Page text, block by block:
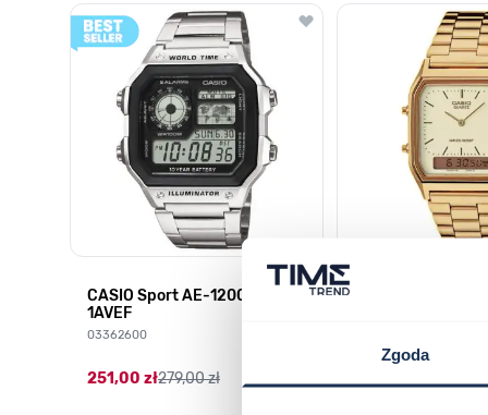
Zgoda
Poruszanie się po elementach karuzeli jest możliwe za
Naciśnij, aby pominąć karuzelę
Naciśnij, aby przejść do nawigacji karuzeli
CASIO Sport AE-1200WHD-
1AVEF
03362600
251,00 zł279,00 zł